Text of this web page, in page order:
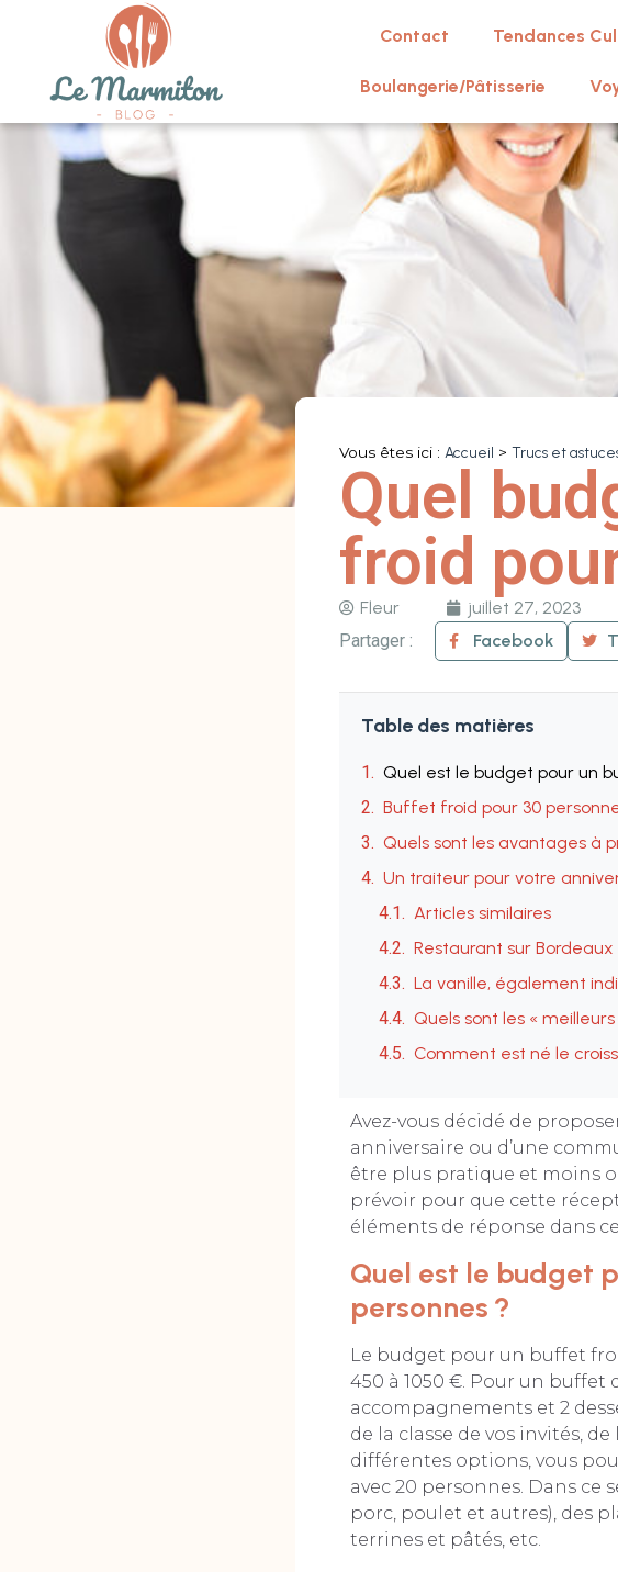
Contact Tendances
Boulangerie/Pâtisserie
Vous êtes ici : Accueil > Trucs et
Quel
froid
Fleur
juillet 27, 2023
Partager :
Facebook
Table des matières
Quel est le budget pour un
Buffet froid pour 30
Quels sont les avantages à
Un traiteur pour votre
Articles similaires
Restaurant sur
La vanille, également
Quels sont les «
Comment est né le
Avez-vous décidé de
anniversaire ou d’une
être plus pratique et moins
prévoir pour que cette
éléments de réponse dans
Quel est le budget
personnes ?
Le budget pour un buffet
450 à 1050 €. Pour un buffet
accompagnements et 2
de la classe de vos invités,
différentes options, vous
avec 20 personnes. Dans ce
porc, poulet et autres), des
terrines et pâtés, etc.